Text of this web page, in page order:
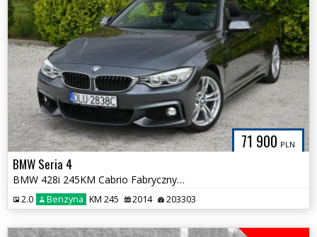
71 900 PLN
BMW Seria 4
BMW 428i 245KM Cabrio Fabryczny MPakiet H/Karon HeadUp Pamięć Foteli
2.0 Benzyna KM 245 2014 203303